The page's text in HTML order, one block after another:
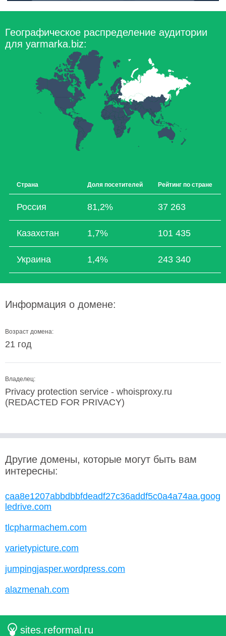
Географическое распределение аудитории
для yarmarka.biz:
Страна Доля посетителей Рейтинг по стране
Россия 81,2% 37 263
Казахстан 1,7% 101 435
Украина 1,4% 243 340
Информация о домене:
Возраст домена:
21 год
Владелец:
Privacy protection service - whoisproxy.ru
(REDACTED FOR PRIVACY)
Другие домены, которые могут быть вам
интересны:
caa8e1207abbdbbfdeadf27c36addf5c0a4a74aa.goog
ledrive.com
tlcpharmachem.com
varietypicture.com
jumpingjasper.wordpress.com
alazmenah.com
sites.reformal.ru